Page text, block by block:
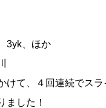
3yk、ほか
けて、４回連続でス
ました！